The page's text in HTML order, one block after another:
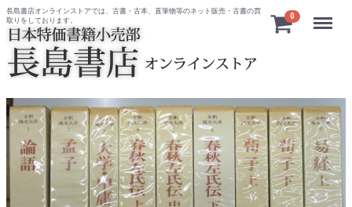
長島書店オンラインストアでは、古書・古本、直筆物等のネット販売・古書の買
取りをしております。
0 Menu